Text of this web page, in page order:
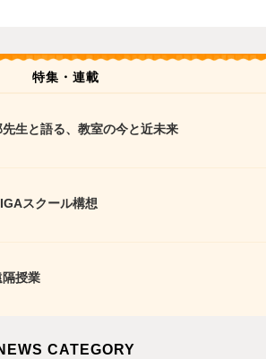
特集・連載
生と語る、教室の今と近未来
スクール構想
隔授業
CATEGORY